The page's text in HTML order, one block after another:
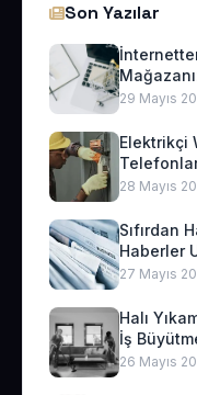
Son Yazılar
29 Mayıs
Elektrikçi
28 Mayıs
Sıfırdan
Haberler
27 Mayıs
Halı
İş
26 Mayıs